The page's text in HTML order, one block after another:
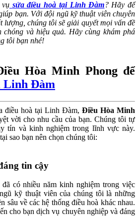
vụ sửa điều hoà tại Linh Đàm? Hãy để
bạn. Với đội ngũ kỹ thuật viên chuyên
lượng, chúng tôi sẽ giải quyết mọi vấn đề
chóng và hiệu quả. Hãy cùng khám phá
tôi bạn nhé!
Hòa Minh Phong để
Linh Đàm
điều hoà tại Linh Đàm, Điều Hòa Minh
vời cho nhu cầu của bạn. Chúng tôi tự
tín và kinh nghiệm trong lĩnh vực này.
sao bạn nên chọn chúng tôi:
tin cậy
có nhiều năm kinh nghiệm trong việc
kỹ thuật viên của chúng tôi là những
sâu về các hệ thống điều hoà khác nhau.
cho bạn dịch vụ chuyên nghiệp và đáng